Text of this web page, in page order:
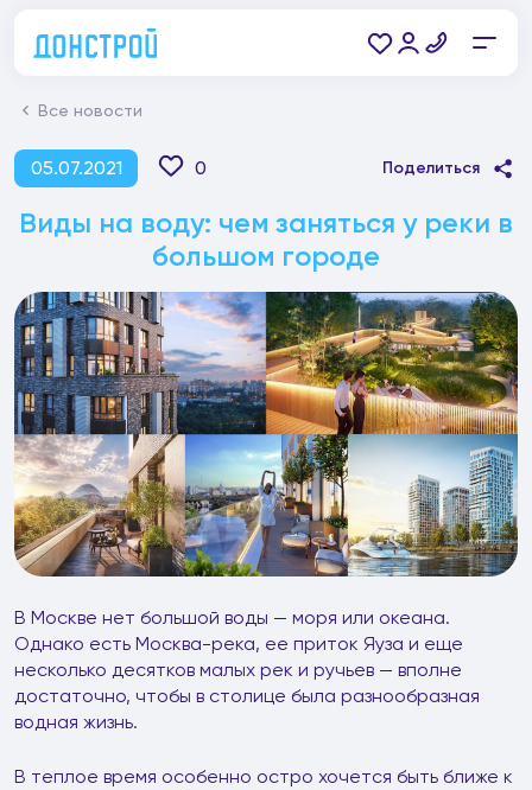
Все новости
05.07.2021 0 Поделиться
Виды на воду: чем заняться у реки в
большом городе
В Москве нет большой воды — моря или океана.
Однако есть Москва-река, ее приток Яуза и еще
несколько десятков малых рек и ручьев — вполне
достаточно, чтобы в столице была разнообразная
водная жизнь.
В теплое время особенно остро хочется быть ближе к